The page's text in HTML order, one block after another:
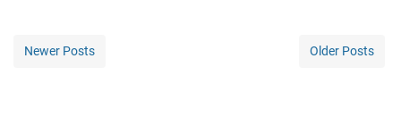
Newer Posts Older Posts